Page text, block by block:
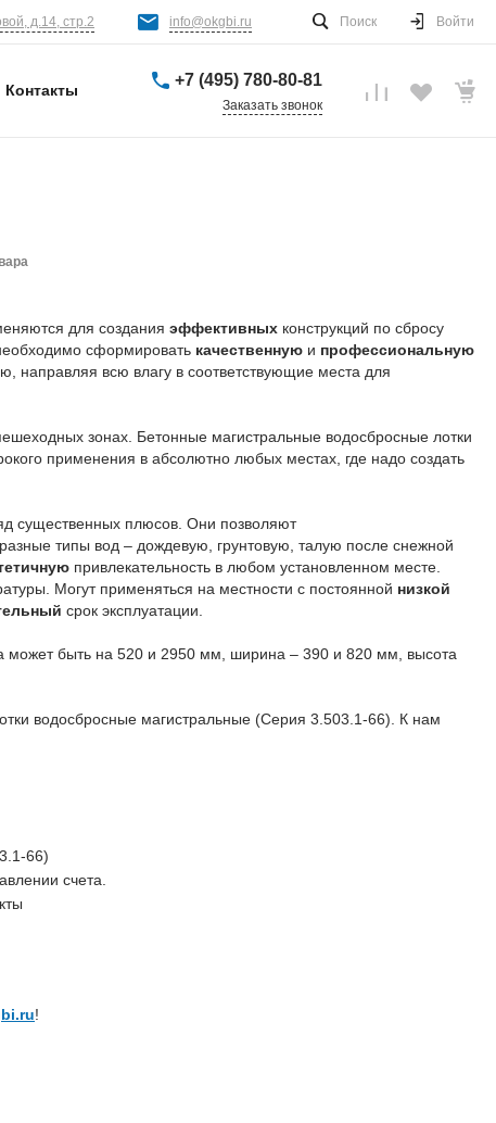
д.14, стр.2 info@okgbi.ru Поиск Войти
Контакты
+7 (495) 780-80-81
Заказать звонок
для создания эффективных конструкций по сбросу
сформировать качественную и профессиональную
направляя всю влагу в соответствующие места для
зонах. Бетонные магистральные водосбросные лотки
применения в абсолютно любых местах, где надо создать
существенных плюсов. Они позволяют
типы вод – дождевую, грунтовую, талую после снежной
привлекательность в любом установленном месте.
Могут применяться на местности с постоянной низкой
срок эксплуатации.
может быть на 520 и 2950 мм, ширина – 390 и 820 мм, высота
водосбросные магистральные (Серия 3.503.1-66). К нам
66)
счета.
!